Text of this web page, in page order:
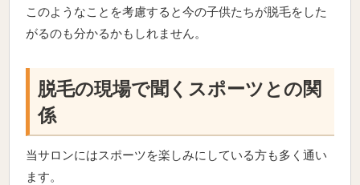
このようなことを考慮すると今の子供たちが脱毛をした
がるのも分かるかもしれません。
脱毛の現場で聞くスポーツとの関
係
当サロンにはスポーツを楽しみにしている方も多く通い
ます。